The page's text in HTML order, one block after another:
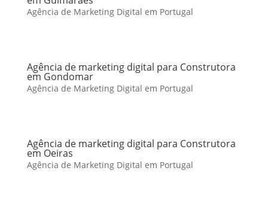
Agência de Marketing Digital em Portugal
Agência de marketing digital para Construtora
em Gondomar
Agência de Marketing Digital em Portugal
Agência de marketing digital para Construtora
em Oeiras
Agência de Marketing Digital em Portugal